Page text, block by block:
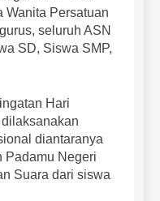
Wanita Persatuan
seluruh ASN
SD, Siswa SMP,
Hari
diantaranya
Padamu Negeri
Suara dari siswa